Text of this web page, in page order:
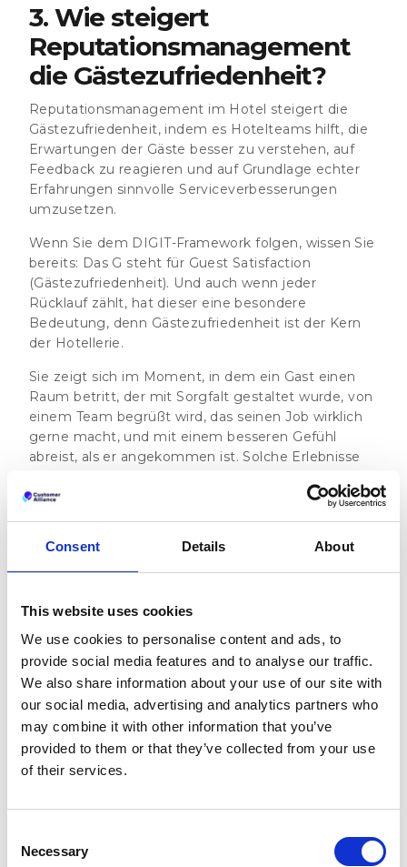
Consent Details About
This website uses cookies
We use cookies to personalise content and ads, to
provide social media features and to analyse our traffic.
We also share information about your use of our site with
our social media, advertising and analytics partners who
may combine it with other information that you’ve
provided to them or that they’ve collected from your use
of their services.
Selection
Necessary
3. Wie steigert
Reputationsmanagement
die Gästezufriedenheit?
Reputationsmanagement im Hotel steigert die
Gästezufriedenheit, indem es Hotelteams hilft, die
Erwartungen der Gäste besser zu verstehen, auf
Feedback zu reagieren und auf Grundlage echter
Erfahrungen sinnvolle Serviceverbesserungen
umzusetzen.
Wenn Sie dem DIGIT-Framework folgen, wissen Sie
bereits: Das G steht für Guest Satisfaction
(Gästezufriedenheit). Und auch wenn jeder
Rücklauf zählt, hat dieser eine besondere
Bedeutung, denn Gästezufriedenheit ist der Kern
der Hotellerie.
Sie zeigt sich im Moment, in dem ein Gast einen
Raum betritt, der mit Sorgfalt gestaltet wurde, von
einem Team begrüßt wird, das seinen Job wirklich
gerne macht, und mit einem besseren Gefühl
abreist, als er angekommen ist. Solche Erlebnisse
täglicher Bemühungen, Verlässlichkeit und dem
Das spiegelt sich in den Bewertungen wider, in
Kommentaren über den herzlichen Empfang,
mal etwas nicht ganz gepasst hat. Man hört es in
individuellen Umfragen, in denen Gäste erzählen,
warum sie sich willkommen, wertgeschätzt und
verstanden gefühlt haben.
Jedes Mal, wenn Sie Feedback aufmerksam
beantworten, es mit dem Team teilen oder eine
kleine Verbesserung daraus ableiten, schaffen Sie
mehr Zufriedenheit. Und das zeigt sich sowohl in
Kann das Beantworten von